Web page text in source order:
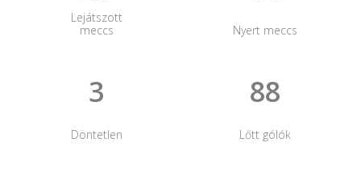
Lejátszott
meccs
Nyert meccs
3
Döntetlen
88
Lőtt gólók